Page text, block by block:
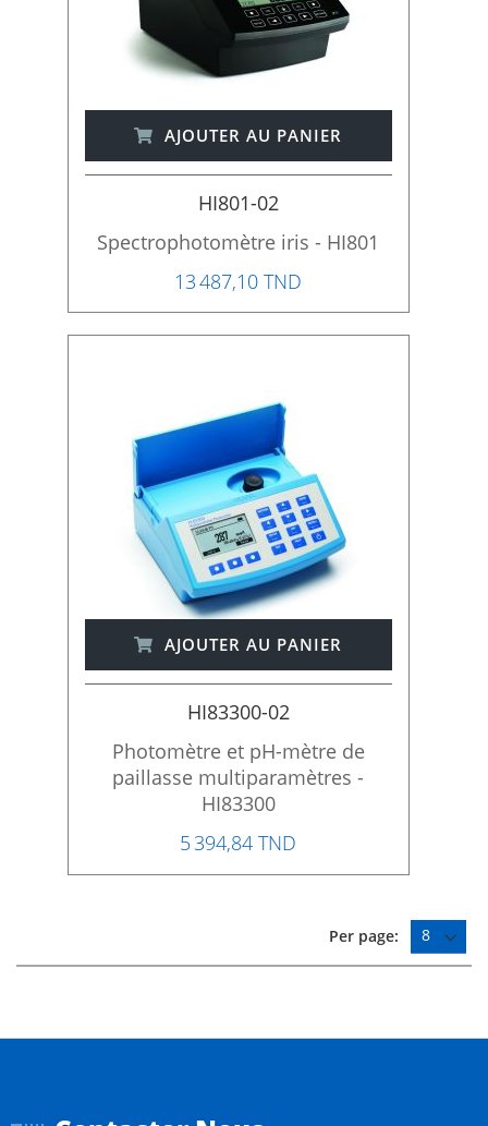
HI801-02
Spectrophotomètre iris - HI801
13 487,10 TND
AJOUTER AU PANIER
HI83300-02
Photomètre et pH-mètre de
paillasse multiparamètres -
HI83300
5 394,84 TND
AJOUTER AU PANIER
Per page: